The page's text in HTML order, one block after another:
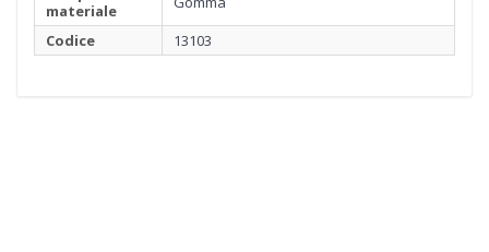
materiale
Codice
13103